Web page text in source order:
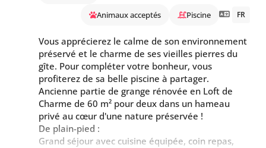
Animaux acceptés Piscine FR
Vous apprécierez le calme de son environnement
préservé et le charme de ses vieilles pierres du
gîte. Pour compléter votre bonheur, vous
profiterez de sa belle piscine à partager.
Ancienne partie de grange rénovée en Loft de
Charme de 60 m² pour deux dans un hameau
privé au cœur d'une nature préservée !
De plain-pied :
Grand séjour avec cuisine équipée, coin repas,